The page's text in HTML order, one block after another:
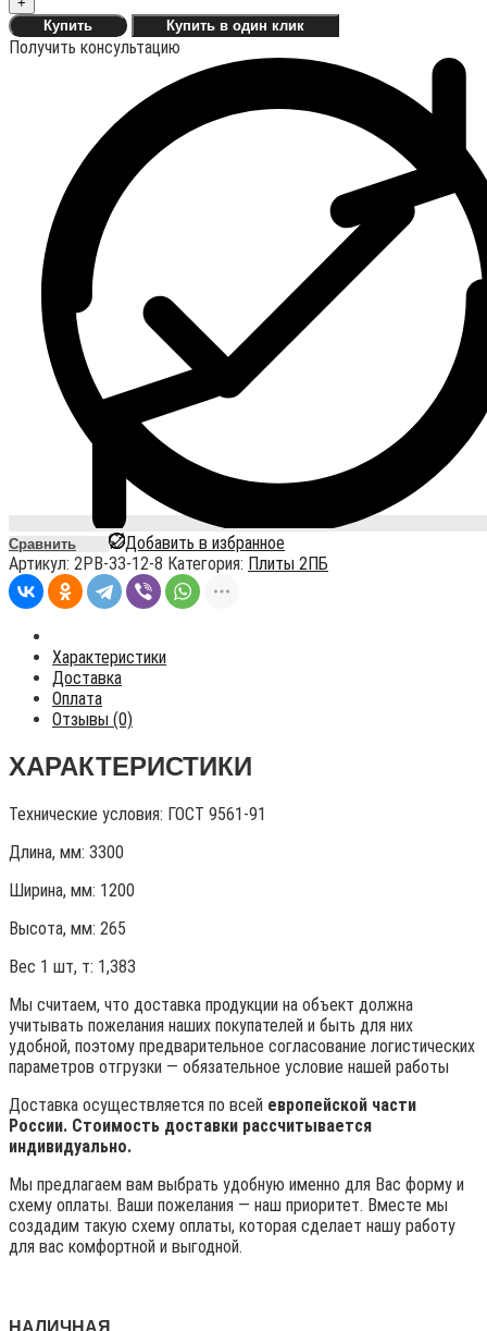
Купить
Купить в один клик
Получить консультацию
Сравнить
Добавить в избранное
Артикул: 2PB-33-12-8 Категория: Плиты 2ПБ
Характеристики
Доставка
Оплата
Отзывы (0)
ХАРАКТЕРИСТИКИ
Технические условия: ГОСТ 9561-91
Длина, мм: 3300
Ширина, мм: 1200
Высота, мм: 265
Вес 1 шт, т: 1,383
Мы считаем, что доставка продукции на объект должна
учитывать пожелания наших покупателей и быть для них
удобной, поэтому предварительное согласование логистических
параметров отгрузки — обязательное условие нашей работы
Доставка осуществляется по всей европейской части
России. Стоимость доставки рассчитывается
индивидуально.
Мы предлагаем вам выбрать удобную именно для Вас форму и
схему оплаты. Ваши пожелания — наш приоритет. Вместе мы
создадим такую схему оплаты, которая сделает нашу работу
для вас комфортной и выгодной.